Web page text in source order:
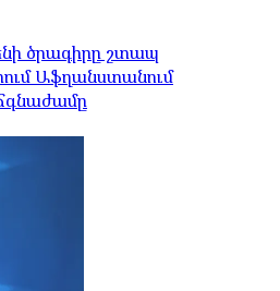
ծրագիրը շտապ
Աֆղանստանում